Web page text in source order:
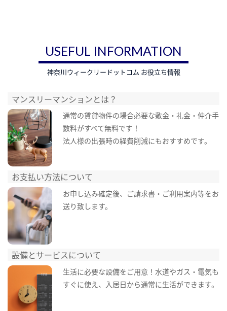
USEFUL INFORMATION
神奈川ウィークリードットコム お役立ち情報
マンスリーマンションとは？
通常の賃貸物件の場合必要な敷金・礼金・仲介手
数料がすべて無料です！
法人様の出張時の経費削減にもおすすめです。
お支払い方法について
お申し込み確定後、ご請求書・ご利用案内等をお
送り致します。
設備とサービスについて
生活に必要な設備をご用意！水道やガス・電気も
すぐに使え、入居日から通常に生活ができます。